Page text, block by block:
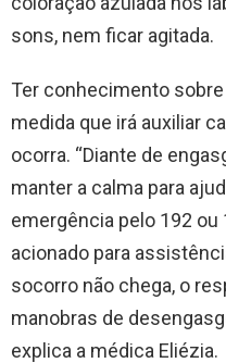
sons, nem ficar agitada.
Ter conhecimento
medida que irá auxiliar
ocorra. “Diante de
manter a calma para
emergência pelo 192
acionado para
socorro não chega, o
manobras de
explica a médica Eliézia.